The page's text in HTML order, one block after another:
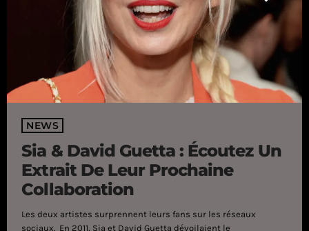
NEWS
Sia & David Guetta : Écoutez Un
Extrait De Leur Prochaine
Collaboration
Les deux artistes surprennent leurs fans sur les réseaux
sociaux. En 2011, Sia et David Guetta dévoilaient le